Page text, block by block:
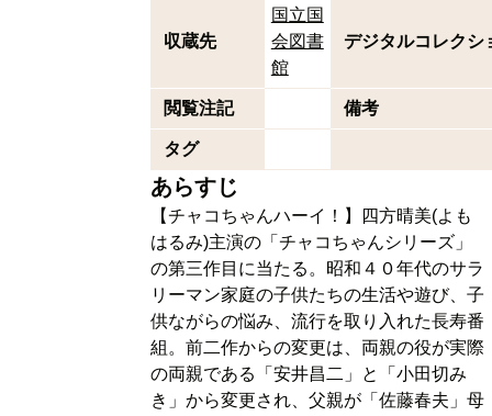
収蔵先
国立国
会図書
館
デジタルコレクシ
閲覧注記 備考
タグ
あらすじ
【チャコちゃんハーイ！】四方晴美(よも
はるみ)主演の「チャコちゃんシリーズ」
の第三作目に当たる。昭和４０年代のサラ
リーマン家庭の子供たちの生活や遊び、子
供ながらの悩み、流行を取り入れた長寿番
組。前二作からの変更は、両親の役が実際
の両親である「安井昌二」と「小田切み
き」から変更され、父親が「佐藤春夫」母